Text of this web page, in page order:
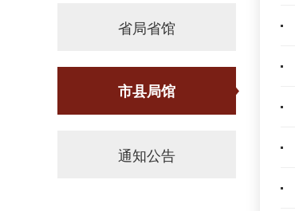
省局省馆
市县局馆
通知公告